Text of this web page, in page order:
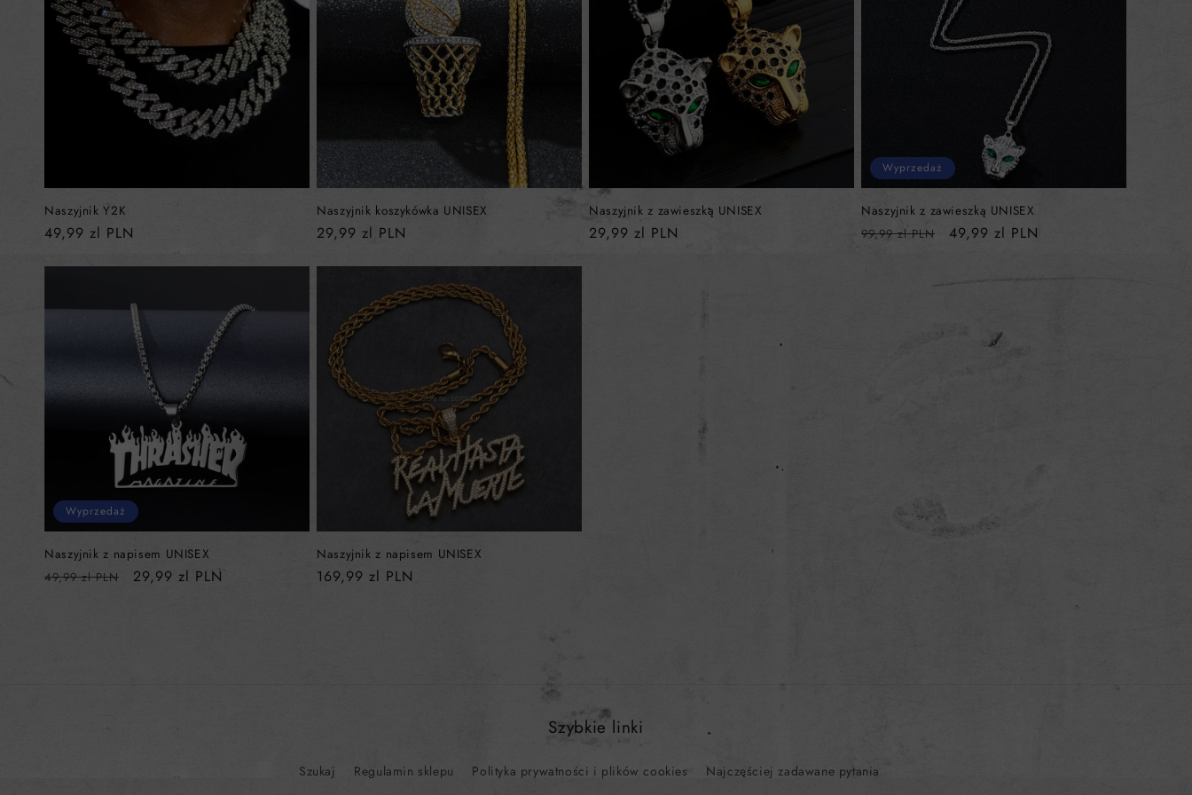
Naszyjnik Y2K
Cena
49,99 zl PLN
Naszyjnik koszykówka UNISEX
Cena
29,99 zl PLN
Naszyjnik z zawieszką UNISEX
Cena
29,99 zl PLN
Wyprzedaż
Naszyjnik z zawieszką UNISEX
Cena
99,99 zl PLN
Cena
49,99 zl PLN
Wyprzedaż
Naszyjnik z napisem UNISEX
Cena
49,99 zl PLN
Cena
29,99 zl PLN
Naszyjnik z napisem UNISEX
Cena
169,99 zl PLN
Szybkie linki
Szukaj Regulamin sklepu Polityka prywatności i plików cookies
Najczęściej zadawane pytania